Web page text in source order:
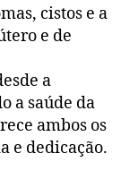
cistos e a
e de
a
a saúde da
ambos os
e dedicação.